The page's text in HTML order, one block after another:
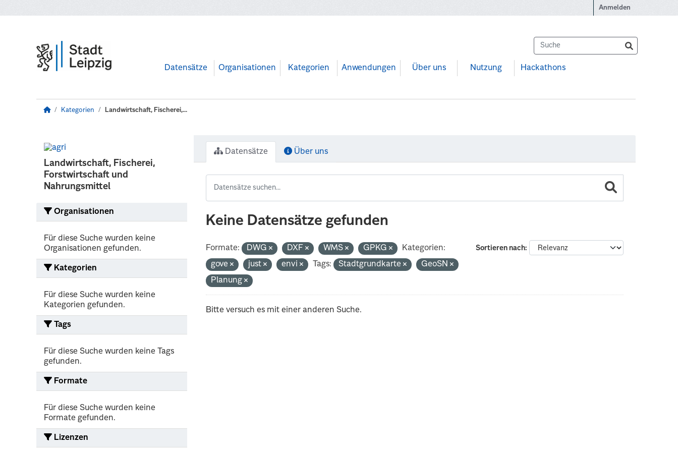
Anmelden
Datensätze Organisationen Kategorien Anwendungen Über uns Nutzung Hackathons
Kategorien Landwirtschaft, Fischerei,...
Landwirtschaft, Fischerei,
Forstwirtschaft und
Nahrungsmittel
Organisationen
Für diese Suche wurden keine
Organisationen gefunden.
Kategorien
Für diese Suche wurden keine
Kategorien gefunden.
Tags
Für diese Suche wurden keine Tags
gefunden.
Formate
Für diese Suche wurden keine
Formate gefunden.
Lizenzen
Datensätze Über uns
Keine Datensätze gefunden
Sortieren nach
Formate: DWG DXF WMS GPKG
Kategorien:
gove
just envi Tags: Stadtgrundkarte
GeoSN
Planung
Bitte versuch es mit einer anderen Suche.